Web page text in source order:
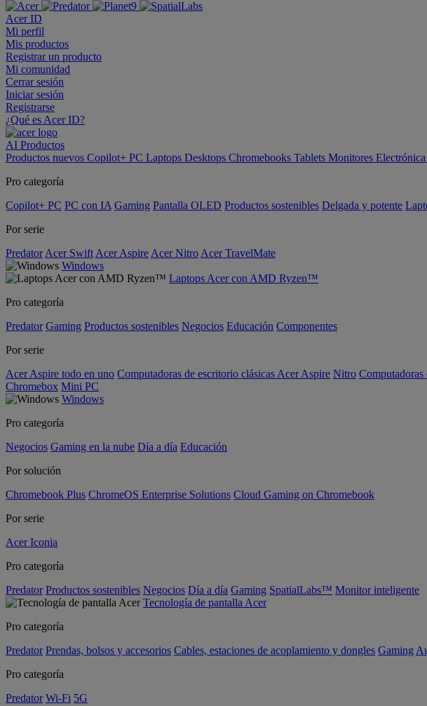
Acer ID
Mi perfil
Mis productos
Registrar un producto
Mi comunidad
Cerrar sesión
Iniciar sesión
Registrarse
¿Qué es Acer ID?
AI Productos
Productos nuevos Copilot+ PC Laptops Desktops Chromebooks Tablets Monitores
Pro categoría
Copilot+ PC PC con IA Gaming Pantalla OLED Productos sostenibles Delgada y potente
Por serie
Predator Acer Swift Acer Aspire Acer Nitro Acer TravelMate
Windows
Laptops Acer con AMD Ryzen™
Pro categoría
Predator Gaming Productos sostenibles Negocios Educación Componentes
Por serie
Acer Aspire todo en uno Computadoras de escritorio clásicas Acer Aspire Nitro
Chromebox Mini PC
Windows
Pro categoría
Negocios Gaming en la nube Día a día Educación
Por solución
Chromebook Plus ChromeOS Enterprise Solutions Cloud Gaming on Chromebook
Por serie
Acer Iconia
Pro categoría
Predator Productos sostenibles Negocios Día a día Gaming SpatialLabs™ Monitor inteligente
Tecnología de pantalla Acer
Pro categoría
Predator Prendas, bolsos y accesorios Cables, estaciones de acoplamiento y dongles Gaming
Pro categoría
Predator Wi-Fi 5G